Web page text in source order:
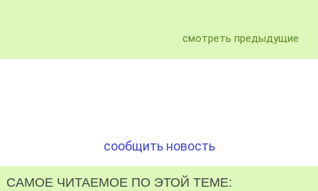
смотреть предыдущие
сообщить новость
САМОЕ ЧИТАЕМОЕ ПО ЭТОЙ ТЕМЕ: